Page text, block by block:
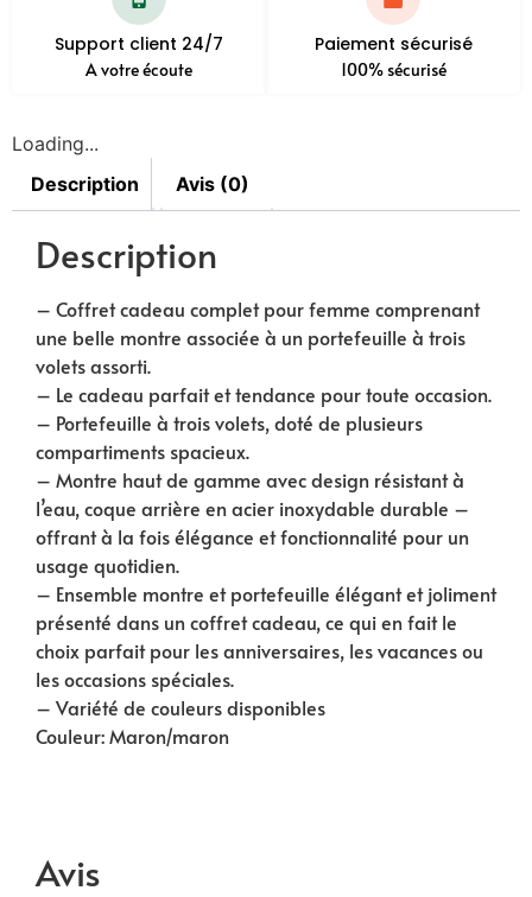
Support client 24/7
A votre écoute
Paiement sécurisé
100% sécurisé
Loading...
Description
Avis (0)
Description
– Coffret cadeau complet pour femme comprenant
une belle montre associée à un portefeuille à trois
volets assorti.
– Le cadeau parfait et tendance pour toute occasion.
– Portefeuille à trois volets, doté de plusieurs
compartiments spacieux.
– Montre haut de gamme avec design résistant à
l’eau, coque arrière en acier inoxydable durable –
offrant à la fois élégance et fonctionnalité pour un
usage quotidien.
– Ensemble montre et portefeuille élégant et joliment
présenté dans un coffret cadeau, ce qui en fait le
choix parfait pour les anniversaires, les vacances ou
les occasions spéciales.
– Variété de couleurs disponibles
Couleur: Maron/maron
Avis